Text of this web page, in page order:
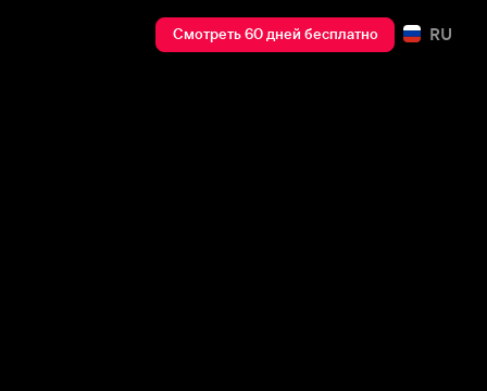
Смотреть 60 дней бесплатно RU